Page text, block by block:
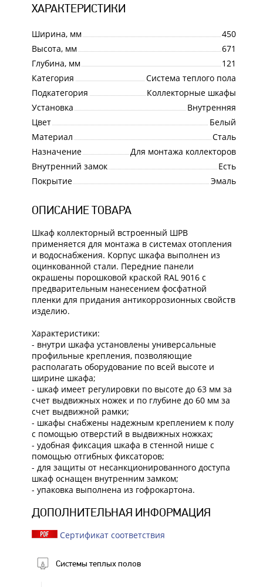
ХАРАКТЕРИСТИКИ
Ширина, мм
450
Высота, мм
671
Глубина, мм
121
Категория
Система теплого пола
Подкатегория
Коллекторные шкафы
Установка
Внутренняя
Цвет
Белый
Материал
Сталь
Назначение
Для монтажа коллекторов
Внутренний замок
Есть
Покрытие
Эмаль
ОПИСАНИЕ ТОВАРА
Шкаф коллекторный встроенный ШРВ
применяется для монтажа в системах отопления
и водоснабжения. Корпус шкафа выполнен из
оцинкованной стали. Передние панели
окрашены порошковой краской RAL 9016 с
предварительным нанесением фосфатной
пленки для придания антикоррозионных свойств
изделию.
Характеристики:
- внутри шкафа установлены универсальные
профильные крепления, позволяющие
располагать оборудование по всей высоте и
ширине шкафа;
- шкаф имеет регулировки по высоте до 63 мм за
счет выдвижных ножек и по глубине до 60 мм за
счет выдвижной рамки;
- шкафы снабжены надежным креплением к полу
с помощью отверстий в выдвижных ножках;
- удобная фиксация шкафа в стенной нише с
помощью отгибных фиксаторов;
- для защиты от несанкционированного доступа
шкаф оснащен внутренним замком;
- упаковка выполнена из гофрокартона.
ДОПОЛНИТЕЛЬНАЯ ИНФОРМАЦИЯ
Сертификат соответствия
Системы теплых полов